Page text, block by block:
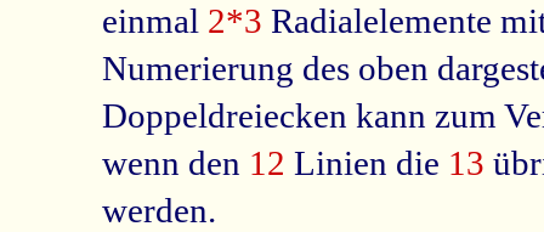
einmal 2*3 Radialelemente
Numerierung des oben
Doppeldreiecken kann zum
wenn den 12 Linien die 13
werden.